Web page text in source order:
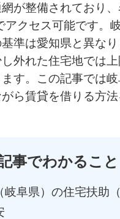
が整備されており
アクセス可能です。
準は愛知県と異な
外れた住宅地では
す。この記事では
ら賃貸を借りる方
事でわかること
岐阜県）の住宅扶助